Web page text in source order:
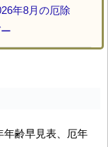
年8月の厄除
年齢早見表、厄年